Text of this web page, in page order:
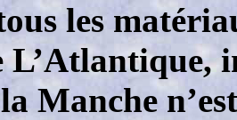
les
Manche